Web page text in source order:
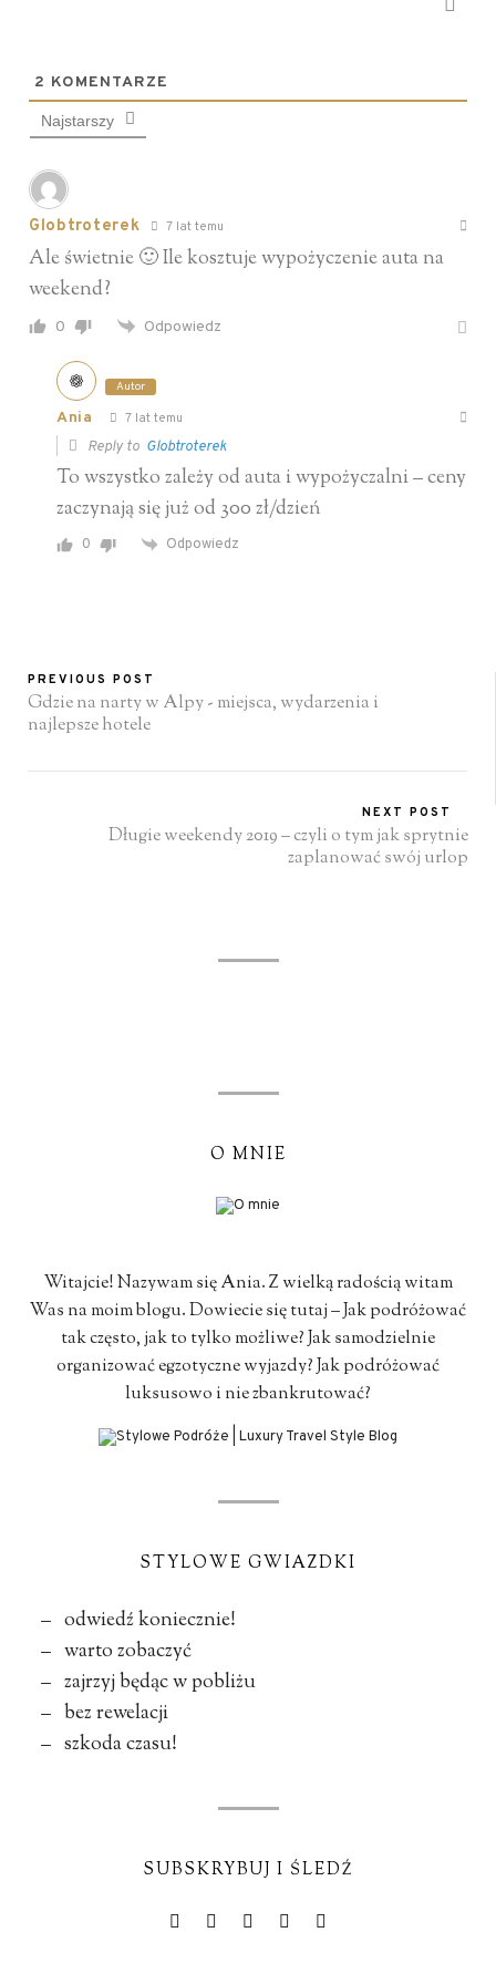
2 KOMENTARZE
Najstarszy
Globtroterek 7 lat temu
Ale świetnie 🙂 Ile kosztuje wypożyczenie auta na
weekend?
0 Odpowiedz
Autor
Ania 7 lat temu
Reply to Globtroterek
To wszystko zależy od auta i wypożyczalni – ceny
zaczynają się już od 300 zł/dzień
0 Odpowiedz
PREVIOUS POST
Gdzie na narty w Alpy - miejsca, wydarzenia i
najlepsze hotele
NEXT POST
Długie weekendy 2019 – czyli o tym jak sprytnie
zaplanować swój urlop
O MNIE
Witajcie! Nazywam się Ania. Z wielką radością witam
Was na moim blogu. Dowiecie się tutaj – Jak podróżować
tak często, jak to tylko możliwe? Jak samodzielnie
organizować egzotyczne wyjazdy? Jak podróżować
luksusowo i nie zbankrutować?
STYLOWE GWIAZDKI
– odwiedź koniecznie!
– warto zobaczyć
– zajrzyj będąc w pobliżu
– bez rewelacji
– szkoda czasu!
SUBSKRYBUJ I ŚLEDŹ